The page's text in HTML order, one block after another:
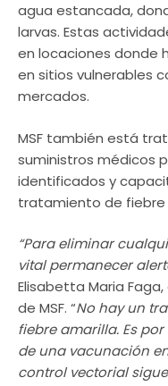
agua estancada,
larvas. Estas
en locaciones donde
en sitios vulnerables
mercados.
MSF también está
suministros médicos
identificados y
tratamiento de fiebre
“Para eliminar
vital permanecer
Elisabetta Maria
de MSF. “No hay un
fiebre amarilla. Es
de una vacunación
control vectorial